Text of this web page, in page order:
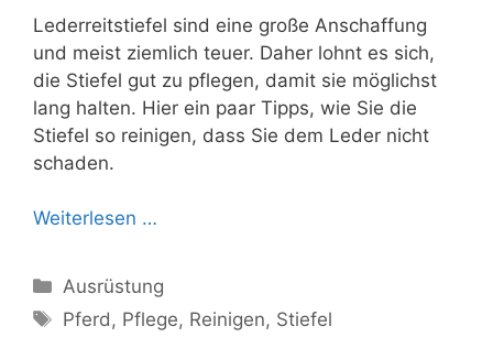
Lederreitstiefel sind eine große Anschaffung
und meist ziemlich teuer. Daher lohnt es sich,
die Stiefel gut zu pflegen, damit sie möglichst
lang halten. Hier ein paar Tipps, wie Sie die
Stiefel so reinigen, dass Sie dem Leder nicht
schaden.
Weiterlesen …
Kategorien
Ausrüstung
Schlagwörter
Pferd, Pflege, Reinigen, Stiefel